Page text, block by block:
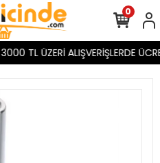
3000 TL ÜZERİ ALIŞVERİŞLERDE
0